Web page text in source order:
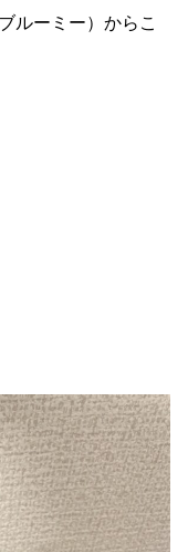
ルーミー）からこ